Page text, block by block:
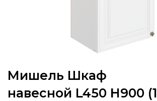
Мишель Шкаф
навесной L450 Н900 (1